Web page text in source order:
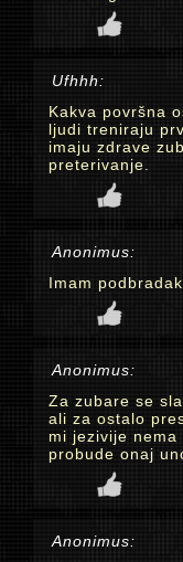
Ufhhh:
Kakva površna
ljudi treniraju
imaju zdrave
preterivanje.
Anonimus:
Imam
Anonimus:
Za zubare se
ali za ostalo
mi jezivije
probude onaj
Anonimus: